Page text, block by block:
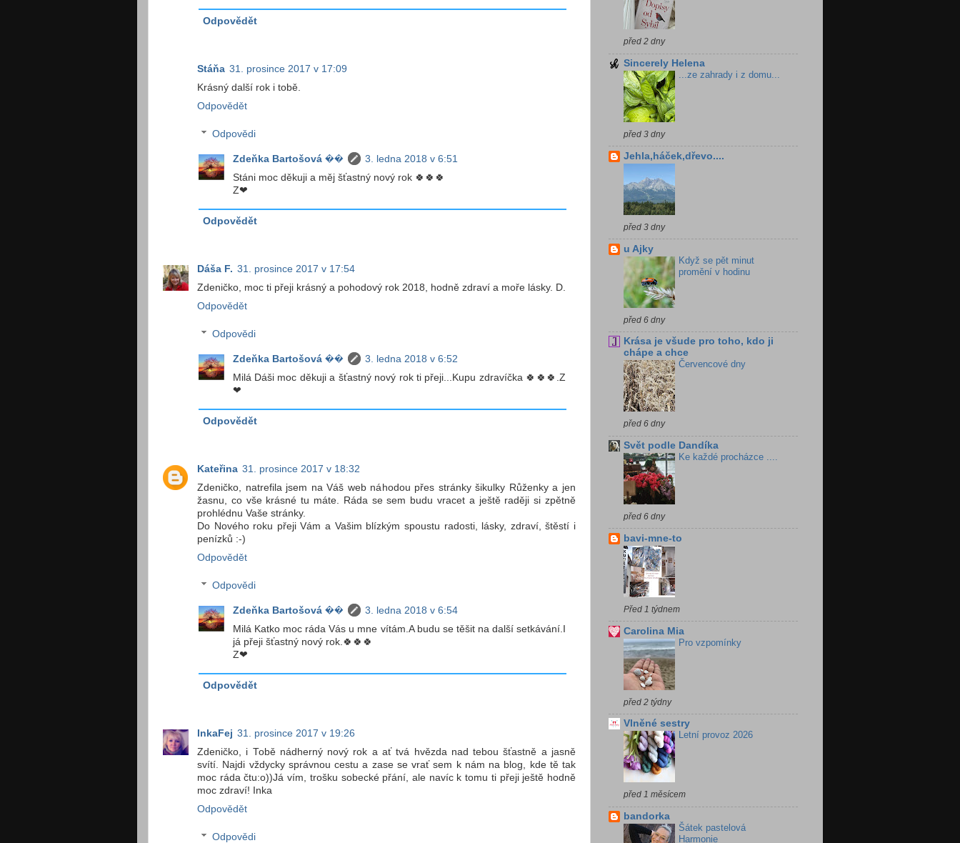
Odpovědět
Stáňa 31. prosince 2017 v 17:09
Krásný další rok i tobě.
Odpovědět
Odpovědi
Zdeňka Bartošová ��
3. ledna 2018 v 6:51
Stáni moc děkuji a měj šťastný nový rok 🍀🍀🍀
Z❤
Odpovědět
Dáša F. 31. prosince 2017 v 17:54
Zdeničko, moc ti přeji krásný a pohodový rok 2018, hodně zdraví a moře lásky. D.
Odpovědět
Odpovědi
Zdeňka Bartošová ��
3. ledna 2018 v 6:52
Milá Dáši moc děkuji a šťastný nový rok ti přeji...Kupu zdravíčka 🍀🍀🍀.Z
❤
Odpovědět
Kateřina 31. prosince 2017 v 18:32
Zdeničko, natrefila jsem na Váš web náhodou přes stránky šikulky Růženky a jen
žasnu, co vše krásné tu máte. Ráda se sem budu vracet a ještě raději si zpětně
prohlédnu Vaše stránky.
Do Nového roku přeji Vám a Vašim blízkým spoustu radosti, lásky, zdraví, štěstí i
penízků :-)
Odpovědět
Odpovědi
Zdeňka Bartošová ��
3. ledna 2018 v 6:54
Milá Katko moc ráda Vás u mne vítám.A budu se těšit na další setkávání.I
já přeji šťastný nový rok.🍀🍀🍀
Z❤
Odpovědět
InkaFej 31. prosince 2017 v 19:26
Zdeničko, i Tobě nádherný nový rok a ať tvá hvězda nad tebou šťastně a jasně
svítí. Najdi vždycky správnou cestu a zase se vrať sem k nám na blog, kde tě tak
moc ráda čtu:o))Já vím, trošku sobecké přání, ale navíc k tomu ti přeji ještě hodně
moc zdraví! Inka
Odpovědět
Odpovědi
před 2 dny
Sincerely Helena
...ze zahrady i z domu...
před 3 dny
Jehla,háček,dřevo....
před 3 dny
u Ajky
Když se pět minut
promění v hodinu
před 6 dny
Krása je všude pro toho, kdo ji
chápe a chce
Červencové dny
před 6 dny
Svět podle Dandíka
Ke každé procházce ....
před 6 dny
bavi-mne-to
Před 1 týdnem
Carolina Mia
Pro vzpomínky
před 2 týdny
Vlněné sestry
Letní provoz 2026
před 1 měsícem
bandorka
Šátek pastelová
Harmonie